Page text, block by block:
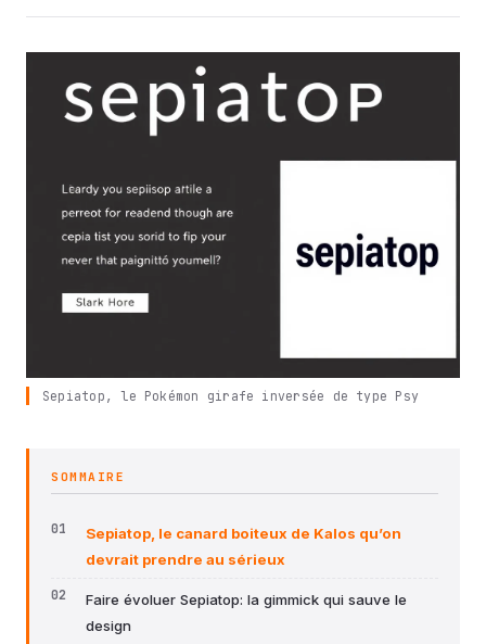
Sepiatop, le Pokémon girafe inversée de type Psy
SOMMAIRE
Sepiatop, le canard boiteux de Kalos qu’on
devrait prendre au sérieux
Faire évoluer Sepiatop: la gimmick qui sauve le
design